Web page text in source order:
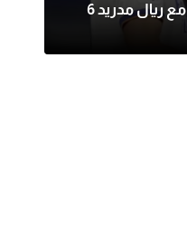
بـ24 مليون يورو.. فينيسيوس مع ريال مدريد 6